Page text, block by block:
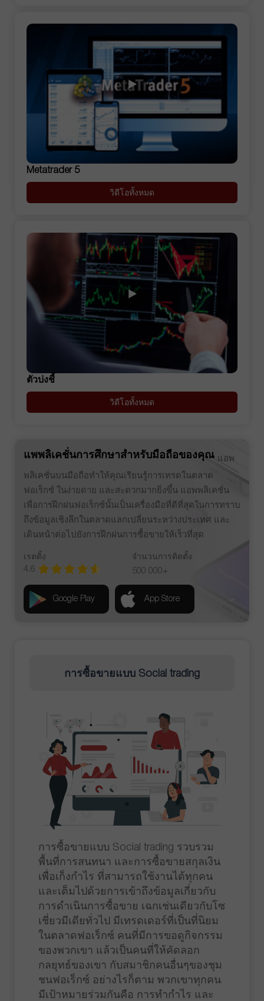
Metatrader 5
วิดีโอทั้งหมด
ตัวบ่งชี้
วิดีโอทั้งหมด
แพพลิเคชั่นการศึกษาสำหรับมือถือของคุณ แอพ
พลิเคชั่นบนมือถือทำให้คุณเรียนรู้การเทรดในตลาด
ฟอเร็กซ์ ในง่ายดาย และสะดวกมากยิ่งขึ้น แอพพลิเคชั่น
เพื่อการฝึกฝนฟอเร็กซ์นั้นเป็นเครื่องมือที่ดีที่สุดในการทราบ
ถึงข้อมูลเชิงลึกในตลาดแลกเปลี่ยนระหว่างประเทศ และ
เดินหน้าต่อไปยังการฝึกฝนการซื้อขายให้เร็วที่สุด
เรตติ้ง
4.6
จำนวนการติดตั้ง
500 000+
Google Play App Store
การซื้อขายแบบ Social trading
การซื้อขายแบบ Social trading รวบรวม
พื้นที่การสนทนา และการซื้อขายสกุลเงิน
เพื่อเก็งกำไร ที่สามารถใช้งานได้ทุกคน
และเต็มไปด้วยการเข้าถึงข้อมูลเกี่ยวกับ
การดำเนินการซื้อขาย เฉกเช่นเดียวกับโซ
เชี่ยวมีเดียทั่วไป มีเทรดเดอร์ที่เป็นที่นิยม
ในตลาดฟอเร็กซ์ คนที่มีการขอดูกิจกรรม
ของพวกเขา แล้วเป็นคนที่ให้คัดลอก
กลยุทธ์ของเขา กับสมาชิกคนอื่นๆของชุม
ชนฟอเร็กซ์ อย่างไรก็ตาม พวกเขาทุกคน
มีเป้าหมายร่วมกันคือ การทำกำไร และ